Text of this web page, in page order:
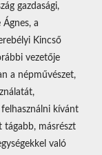
gazdasági,
a
Kincső
vezetője
a népművészet,
kívánt
tágabb, másrészt
való